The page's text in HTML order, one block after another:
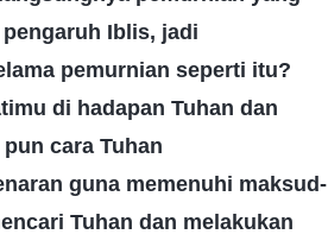
Iblis, jadi
pemurnian seperti itu?
di hadapan Tuhan dan
cara Tuhan
guna memenuhi maksud-
Tuhan dan melakukan